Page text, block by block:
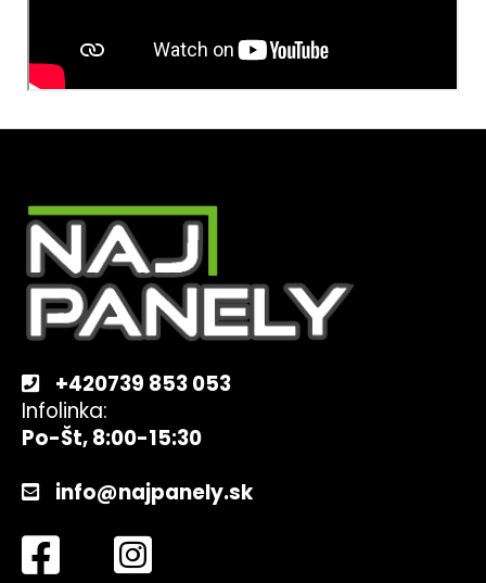
+420739 853 053
Infolinka:
Po-Št, 8:00-15:30
info@najpanely.sk